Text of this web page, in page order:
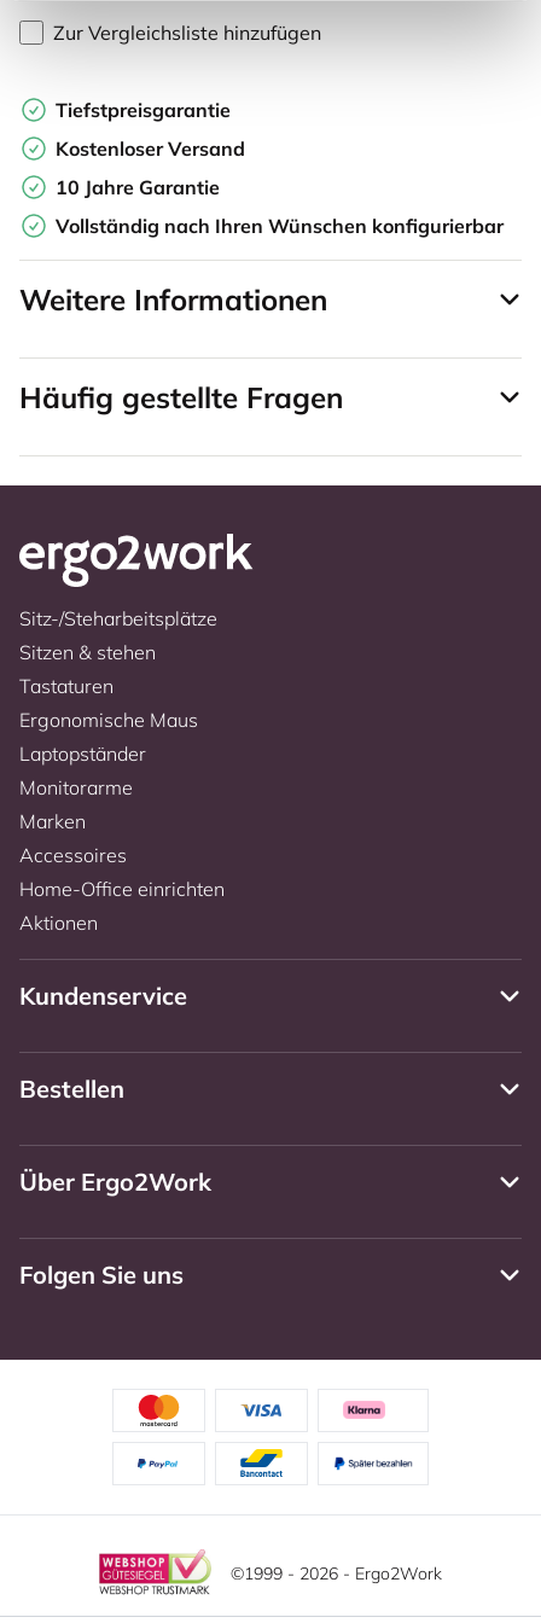
Zur Vergleichsliste hinzufügen
Tiefstpreisgarantie
Kostenloser Versand
10 Jahre Garantie
Vollständig nach Ihren Wünschen konfigurierbar
Weitere Informationen
Häufig gestellte Fragen
Sitz-/Steharbeitsplätze
Sitzen & stehen
Tastaturen
Ergonomische Maus
Laptopständer
Monitorarme
Marken
Accessoires
Home-Office einrichten
Aktionen
Kundenservice
Bestellen
Über Ergo2Work
Folgen Sie uns
©1999 - 2026 - Ergo2Work